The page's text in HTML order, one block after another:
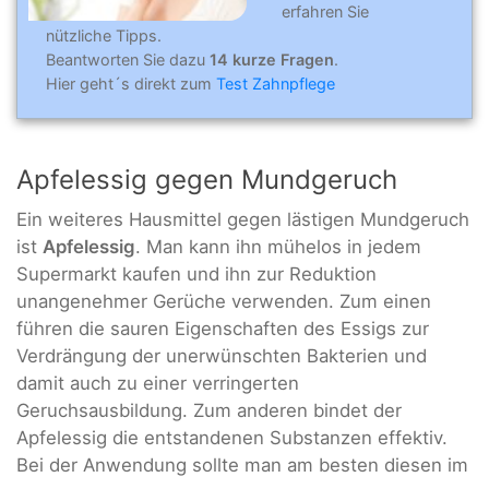
erfahren Sie
nützliche Tipps.
Beantworten Sie dazu 14 kurze Fragen.
Hier geht´s direkt zum Test Zahnpflege
Apfelessig gegen Mundgeruch
Ein weiteres Hausmittel gegen lästigen Mundgeruch
ist Apfelessig. Man kann ihn mühelos in jedem
Supermarkt kaufen und ihn zur Reduktion
unangenehmer Gerüche verwenden. Zum einen
führen die sauren Eigenschaften des Essigs zur
Verdrängung der unerwünschten Bakterien und
damit auch zu einer verringerten
Geruchsausbildung. Zum anderen bindet der
Apfelessig die entstandenen Substanzen effektiv.
Bei der Anwendung sollte man am besten diesen im